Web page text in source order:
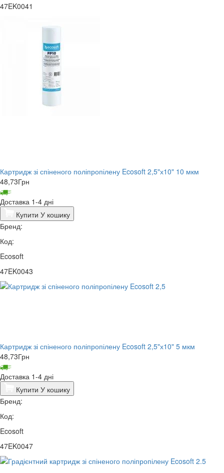
47EK0041
Картридж зі спіненого поліпропілену Ecosoft 2,5"х10" 10 мкм
48,73Грн
Доставка 1-4 дні
Купити У кошику
Бренд:
Код:
Ecosoft
47EK0043
Картридж зі спіненого поліпропілену Ecosoft 2,5"х10" 5 мкм
48,73Грн
Доставка 1-4 дні
Купити У кошику
Бренд:
Код:
Ecosoft
47EK0047